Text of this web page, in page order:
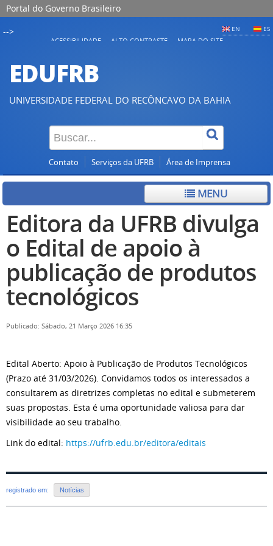
Portal do Governo Brasileiro
EN ES
-->
ACESSIBILIDADE ALTO CONTRASTE MAPA DO SITE
EDUFRB
UNIVERSIDADE FEDERAL DO RECÔNCAVO DA BAHIA
Contato Serviços da UFRB Área de Imprensa
MENU
Editora da UFRB divulga
o Edital de apoio à
publicação de produtos
tecnológicos
Publicado: Sábado, 21 Março 2026 16:35
Edital Aberto: Apoio à Publicação de Produtos Tecnológicos
(Prazo até 31/03/2026). Convidamos todos os interessados a
consultarem as diretrizes completas no edital e submeterem
suas propostas. Esta é uma oportunidade valiosa para dar
visibilidade ao seu trabalho.
Link do edital: https://ufrb.edu.br/editora/editais
registrado em: Notícias